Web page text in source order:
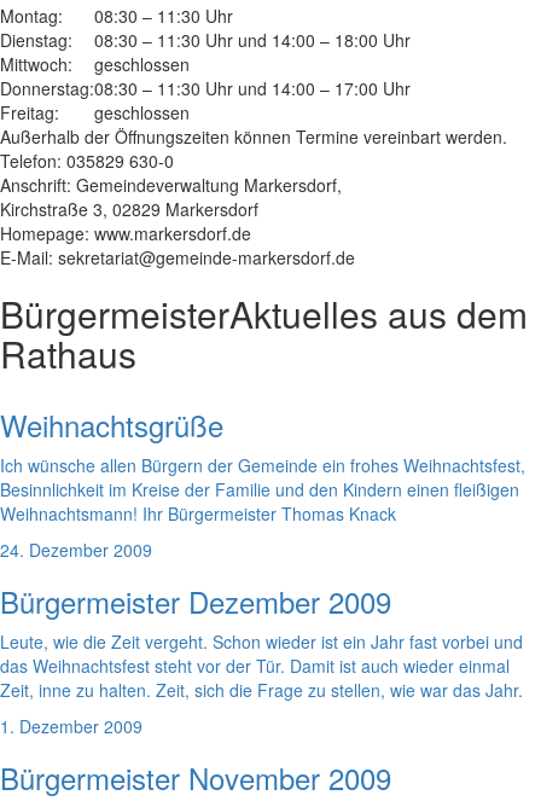
Montag:
08:30 – 11:30 Uhr
Dienstag:
08:30 – 11:30 Uhr und 14:00 – 18:00 Uhr
Mittwoch:
geschlossen
Donnerstag:08:30 – 11:30 Uhr und 14:00 – 17:00 Uhr
Freitag:
geschlossen
Außerhalb der Öffnungszeiten können Termine vereinbart werden.
Telefon: 035829 630-0
Anschrift: Gemeindeverwaltung Markersdorf,
Kirchstraße 3, 02829 Markersdorf
Homepage: www.markersdorf.de
E-Mail: sekretariat@gemeinde-markersdorf.de
BürgermeisterAktuelles aus dem
Rathaus
Weihnachtsgrüße
Ich wünsche allen Bürgern der Gemeinde ein frohes Weihnachtsfest,
Besinnlichkeit im Kreise der Familie und den Kindern einen fleißigen
Weihnachtsmann! Ihr Bürgermeister Thomas Knack
24. Dezember 2009
Bürgermeister Dezember 2009
Leute, wie die Zeit vergeht. Schon wieder ist ein Jahr fast vorbei und
das Weihnachtsfest steht vor der Tür. Damit ist auch wieder einmal
Zeit, inne zu halten. Zeit, sich die Frage zu stellen, wie war das Jahr.
1. Dezember 2009
Bürgermeister November 2009